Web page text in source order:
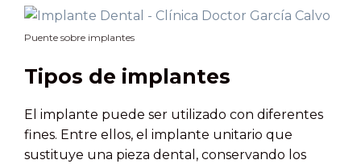
Puente sobre implantes
Tipos de implantes
El implante puede ser utilizado con diferentes
fines. Entre ellos, el implante unitario que
sustituye una pieza dental, conservando los